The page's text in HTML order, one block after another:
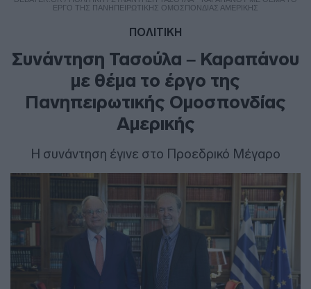
ΈΡΓΟ ΤΗΣ ΠΑΝΗΠΕΙΡΩΤΙΚΉΣ ΟΜΟΣΠΟΝΔΊΑΣ ΑΜΕΡΙΚΉΣ
ΠΟΛΙΤΙΚΗ
Συνάντηση Τασούλα – Καραπάνου
με θέμα το έργο της
Πανηπειρωτικής Ομοσπονδίας
Αμερικής
Η συνάντηση έγινε στο Προεδρικό Μέγαρο